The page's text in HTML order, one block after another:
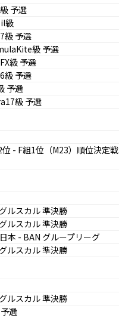
予選
級
級 予選
級 予選
級 予選
級 予選
予選
級 予選
- F組1位（M23）順位決定戦
ルスカル 準決勝
ルスカル 準決勝
本 - BAN グループリーグ
ルスカル 準決勝
ルスカル 準決勝
選